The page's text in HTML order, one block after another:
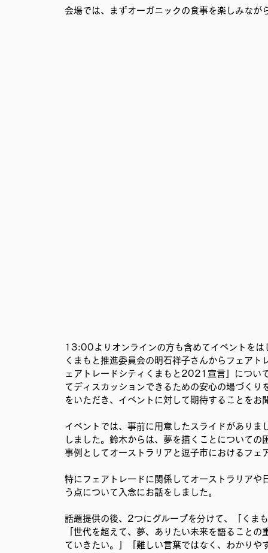
会場では、まずオーガニックの食事を楽しみなが
13:00よりオンラインの方も含めてイベントをは
くまもと推進委員会の明石祥子さんからフェア
ェアトレードシティくまもと2021宣言」につい
てディスカッションできるための安心の場づく
をいただき、イベントに対して期待することをお
イベントでは、事前に用意したスライドがあり
しました。鈴木からは、夢を描くことについて
事例としてオーストラリアと逗子市におけるフ
特にフェアトレードに関係してオーストラリア
う点について入念にお話をしました。
話題提供の後、2つにグループを分けて、「くま
「世代を超えて、夢、ありたい未来を語ること
ていきたい。」「難しい言葉ではなく、わかり